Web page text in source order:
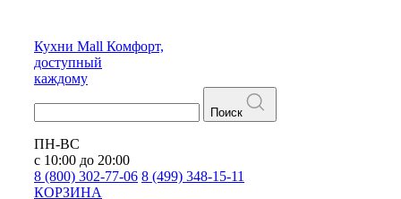
Кухни Mall Комфорт,
доступный
каждому
Поиск
ПН-ВС
с 10:00 до 20:00
8 (800) 302-77-06 8 (499) 348-15-11
КОРЗИНА